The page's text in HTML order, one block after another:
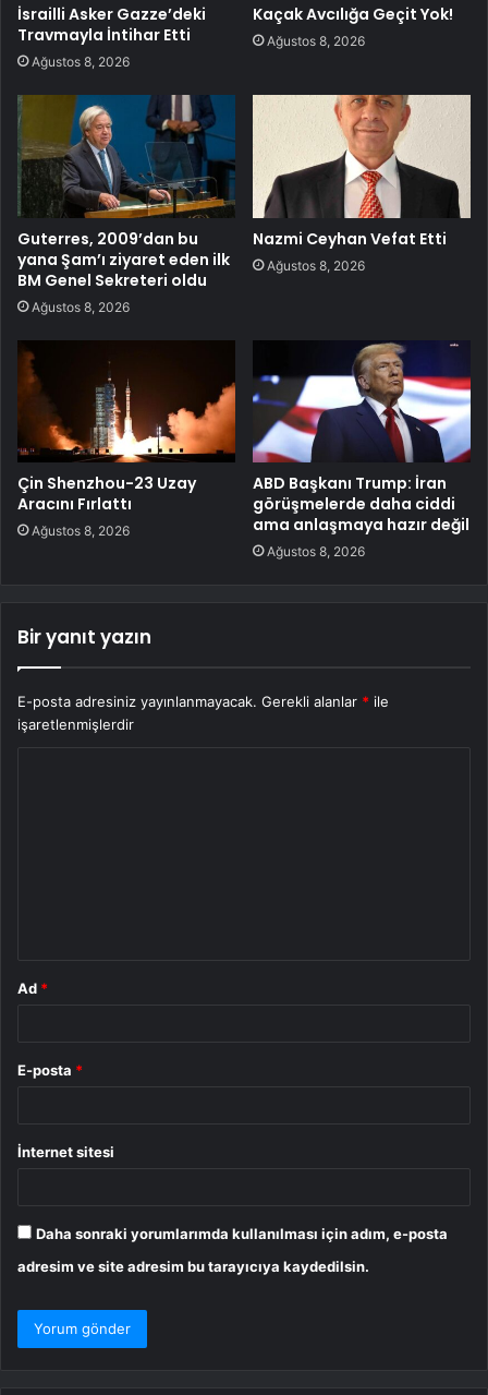
İsrailli Asker Gazze’deki
Travmayla İntihar Etti
Ağustos 8, 2026
Kaçak Avcılığa Geçit Yok!
Ağustos 8, 2026
Guterres, 2009’dan bu
yana Şam’ı ziyaret eden ilk
BM Genel Sekreteri oldu
Ağustos 8, 2026
Nazmi Ceyhan Vefat Etti
Ağustos 8, 2026
Çin Shenzhou-23 Uzay
Aracını Fırlattı
Ağustos 8, 2026
ABD Başkanı Trump: İran
görüşmelerde daha ciddi
ama anlaşmaya hazır değil
Ağustos 8, 2026
Bir yanıt yazın
E-posta adresiniz yayınlanmayacak. Gerekli alanlar * ile
işaretlenmişlerdir
Ad *
E-posta *
İnternet sitesi
Daha sonraki yorumlarımda kullanılması için adım, e-posta
adresim ve site adresim bu tarayıcıya kaydedilsin.